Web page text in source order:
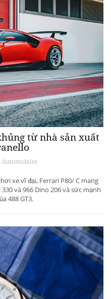
từ ​​nhà sản xuất
Automobiles
xe vĩ đại, Ferrari P80/ C mang
và 966 Dino 206 và sức mạnh
488 GT3.